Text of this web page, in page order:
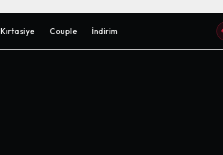
Kırtasiye Couple İndirim